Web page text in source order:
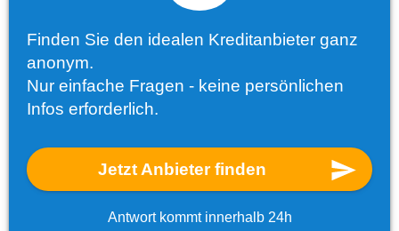
Finden Sie den idealen Kreditanbieter ganz
anonym.
Nur einfache Fragen - keine persönlichen
Infos erforderlich.
Jetzt Anbieter finden
Antwort kommt innerhalb 24h